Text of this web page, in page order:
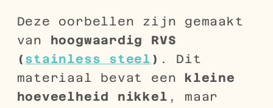
Deze oorbellen zijn gemaakt
van hoogwaardig RVS
( stainless steel ) . Dit
materiaal bevat een kleine
hoeveelheid nikkel , maar